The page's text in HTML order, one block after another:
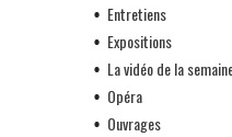
Entretiens
Expositions
La vidéo de la
Opéra
Ouvrages